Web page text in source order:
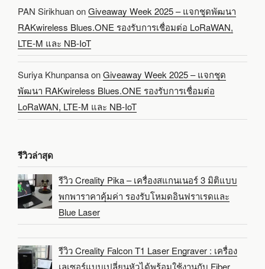
PAN SirikhuanonGiveaway Week 2025 – แจกชุดพัฒนา
RAKwireless Blues.ONE รองรับการเชื่อมต่อ LoRaWAN,
LTE-M และ NB-IoT
Suriya KhunpansaonGiveaway Week 2025 – แจกชุด
พัฒนา RAKwireless Blues.ONE รองรับการเชื่อมต่อ
LoRaWAN, LTE-M และ NB-IoT
รีวิวล่าสุด
รีวิว Creality Pika – เครื่องสแกนเนอร์ 3 มิติแบบ
พกพาราคาคุ้มค่า รองรับโหมดอินฟราเรดและ
Blue Laser
รีวิว Creality Falcon T1 Laser Engraver : เครื่อง
เลเซอร์แบบเปลี่ยนหัวได้พร้อมใช้งานกับ Fiber